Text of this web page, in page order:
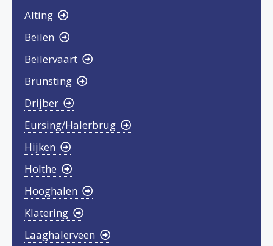
Alting
Beilen
Beilervaart
Brunsting
Drijber
Eursing/Halerbrug
Hijken
Holthe
Hooghalen
Klatering
Laaghalerveen